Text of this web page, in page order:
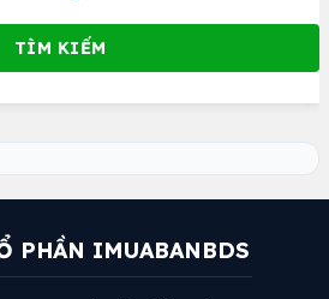
PHẦN IMUABANBDS